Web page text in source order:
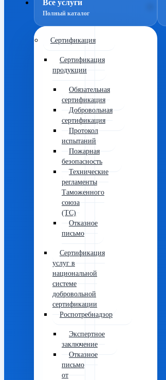
Все услуги
Полный каталог
Сертификация
Сертификация
продукции
Обязательная
сертификация
Добровольная
сертификация
Протокол
испытаний
Пожарная
безопасность
Технические
регламенты
Таможенного
союза
(ТС)
Отказное
письмо
Сертификация
услуг в
национальной
системе
добровольной
сертификации
Роспотребнадзор
Экспертное
заключение
Отказное
письмо
от